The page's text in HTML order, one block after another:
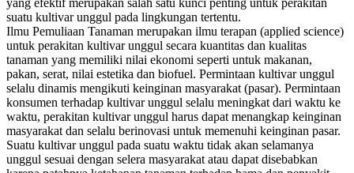
suatu kultivar unggul pada lingkungan tertentu.
Ilmu Pemuliaan Tanaman merupakan ilmu terapan (applied science)
untuk perakitan kultivar unggul secara kuantitas dan kualitas
tanaman yang memiliki nilai ekonomi seperti untuk makanan,
pakan, serat, nilai estetika dan biofuel. Permintaan kultivar unggul
selalu dinamis mengikuti keinginan masyarakat (pasar). Permintaan
konsumen terhadap kultivar unggul selalu meningkat dari waktu ke
waktu, perakitan kultivar unggul harus dapat menangkap keinginan
masyarakat dan selalu berinovasi untuk memenuhi keinginan pasar.
Suatu kultivar unggul pada suatu waktu tidak akan selamanya
unggul sesuai dengan selera masyarakat atau dapat disebabkan